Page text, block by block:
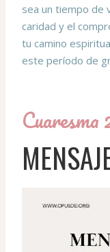
sea un tiempo de
caridad y el
tu camino
este período de
Cuaresma